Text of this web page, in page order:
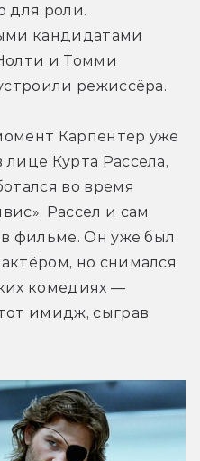
для роли.
кандидатами
и Томми
режиссёра.
Карпентер уже
Курта Рассела,
во время
Рассел и сам
фильме. Он уже был
но снимался
комедиях —
имидж, сыграв